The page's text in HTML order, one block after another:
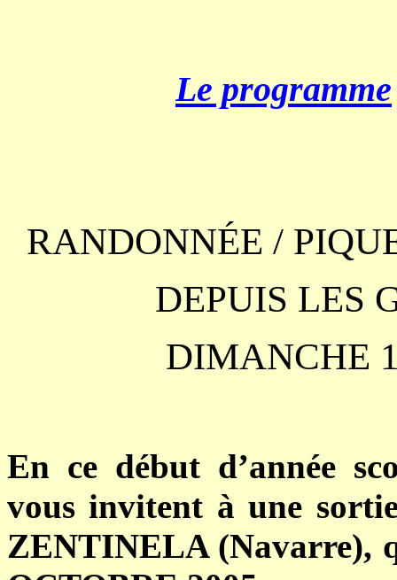
Le programme
RANDONNÉE /
DEPUIS LES
DIMANCHE
En ce début d’année
vous invitent à une
ZENTINELA (Navarre),